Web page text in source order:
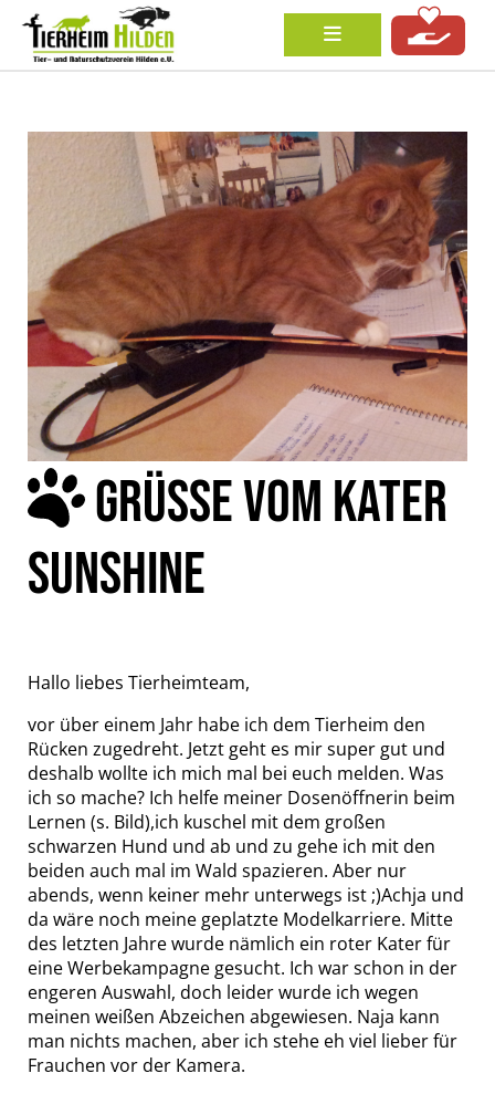
GRÜSSE VOM KATER S
UNSHINE
Hallo liebes Tierheimteam,
vor über einem Jahr habe ich dem Tierheim den
Rücken zugedreht. Jetzt geht es mir super gut und
deshalb wollte ich mich mal bei euch melden. Was
ich so mache? Ich helfe meiner Dosenöffnerin beim
Lernen (s. Bild),ich kuschel mit dem großen
schwarzen Hund und ab und zu gehe ich mit den
beiden auch mal im Wald spazieren. Aber nur
abends, wenn keiner mehr unterwegs ist ;)Achja und
da wäre noch meine geplatzte Modelkarriere. Mitte
des letzten Jahre wurde nämlich ein roter Kater für
eine Werbekampagne gesucht. Ich war schon in der
engeren Auswahl, doch leider wurde ich wegen
meinen weißen Abzeichen abgewiesen. Naja kann
man nichts machen, aber ich stehe eh viel lieber für
Frauchen vor der Kamera.